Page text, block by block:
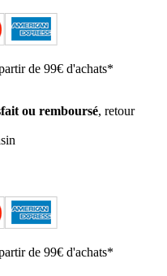
de 99€ d'achats*
ou remboursé, retour
de 99€ d'achats*